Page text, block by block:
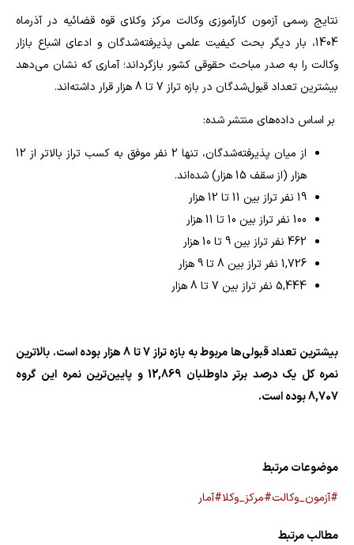
نتایج رسمی آزمون کارآموزی وکالت مرکز وکلای قوه قضائیه در آذرماه
1404، بار دیگر بحث کیفیت علمی پذیرفته‌شدگان و ادعای اشباع بازار
وکالت را به صدر مباحث حقوقی کشور بازگرداند؛ آماری که نشان می‌دهد
بیشترین تعداد قبول‌شدگان در بازه تراز 7 تا 8 هزار قرار داشته‌اند.
بر اساس داده‌های منتشر شده:
از میان پذیرفته‌شدگان، تنها 2 نفر موفق به کسب تراز بالاتر از 12
هزار (از سقف 15 هزار) شده‌اند.
19 نفر تراز بین 11 تا 12 هزار
100 نفر تراز بین 10 تا 11 هزار
462 نفر تراز بین 9 تا 10 هزار
1,726 نفر تراز بین 8 تا 9 هزار
5,444 نفر تراز بین 7 تا 8 هزار
بیشترین تعداد قبولی‌ها مربوط به بازه تراز 7 تا 8 هزار بوده است. بالاترین
نمره کل یک درصد برتر داوطلبان 12,869 و پایین‌ترین نمره این گروه
8,707 بوده است.
موضوعات مرتبط
#آزمون_وکالت#مرکز_وکلا#آمار
مطالب مرتبط